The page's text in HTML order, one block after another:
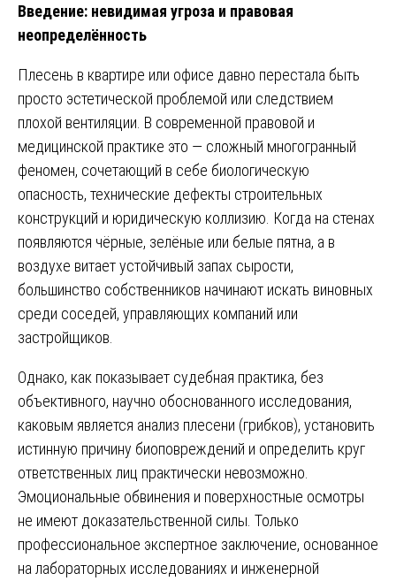
Введение: невидимая угроза и правовая
неопределённость
Плесень в квартире или офисе давно перестала быть
просто эстетической проблемой или следствием
плохой вентиляции. В современной правовой и
медицинской практике это — сложный многогранный
феномен, сочетающий в себе биологическую
опасность, технические дефекты строительных
конструкций и юридическую коллизию. Когда на стенах
появляются чёрные, зелёные или белые пятна, а в
воздухе витает устойчивый запах сырости,
большинство собственников начинают искать виновных
среди соседей, управляющих компаний или
застройщиков.
Однако, как показывает судебная практика, без
объективного, научно обоснованного исследования,
каковым является анализ плесени (грибков), установить
истинную причину биоповреждений и определить круг
ответственных лиц практически невозможно.
Эмоциональные обвинения и поверхностные осмотры
не имеют доказательственной силы. Только
профессиональное экспертное заключение, основанное
на лабораторных исследованиях и инженерной